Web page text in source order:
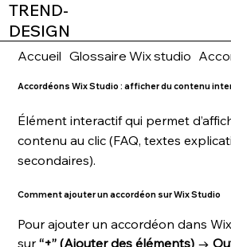
TREND-
DESIGN
Accueil Glossaire Wix studio
Accordéons Wix Studio : afficher du contenu
Élément interactif qui permet
contenu au clic (FAQ, textes
secondaires).
Comment ajouter un accordéon sur Wix Studio
Pour ajouter un accordéon dans
sur “+” (Ajouter des éléments) →